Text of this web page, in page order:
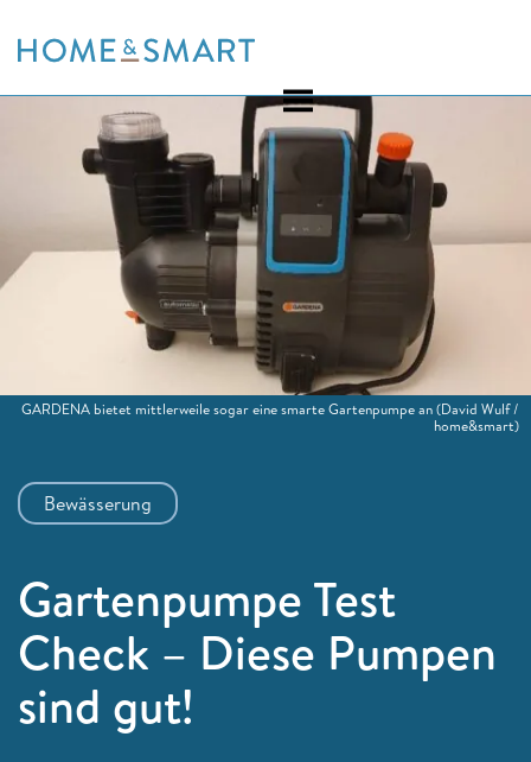
to
Bewässerung
Gartenpumpe Test
Check – Diese Pumpen
sind gut!
GARDENA bietet mittlerweile sogar eine smarte Gartenpumpe an(David Wulf /
home&smart)